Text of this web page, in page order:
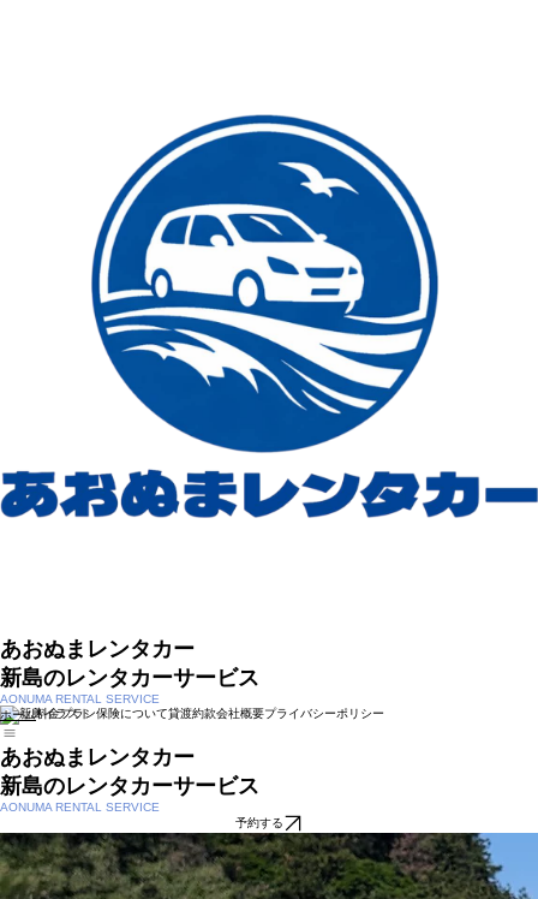
あおぬまレンタカー
新島のレンタカーサービス
AONUMA RENTAL SERVICE
ホーム
料金プラン 保険について
あおぬまレンタカー
新島のレンタカーサービス
AONUMA RENTAL SERVICE
予約する
軽自動車
4人乗り | ワゴンR